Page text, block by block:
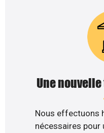
Une
Nous effectuons
nécessaires pour